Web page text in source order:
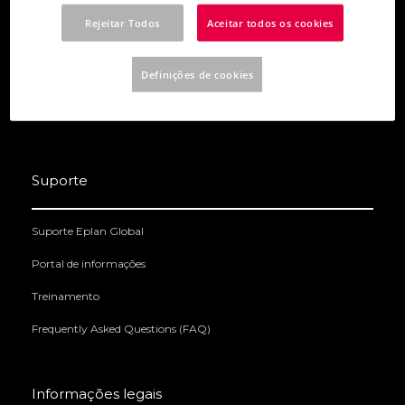
Eplan Electric P8
Suporte
Suporte Eplan Global
Portal de informações
Treinamento
Frequently Asked Questions (FAQ)
Informações legais
Rejeitar Todos Aceitar todos os cookies
Definições de cookies